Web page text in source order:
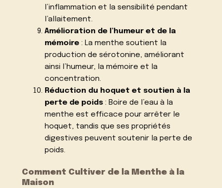
l’inflammation et la sensibilité pendant
l’allaitement.
Amélioration de l’humeur et de la
mémoire: La menthe soutient la
production de sérotonine, améliorant
ainsi l’humeur, la mémoire et la
concentration.
Réduction du hoquet et soutien à la
perte de poids: Boire de l’eau à la
menthe est efficace pour arrêter le
hoquet, tandis que ses propriétés
digestives peuvent soutenir la perte de
poids.
Comment Cultiver de la Menthe à la
Maison